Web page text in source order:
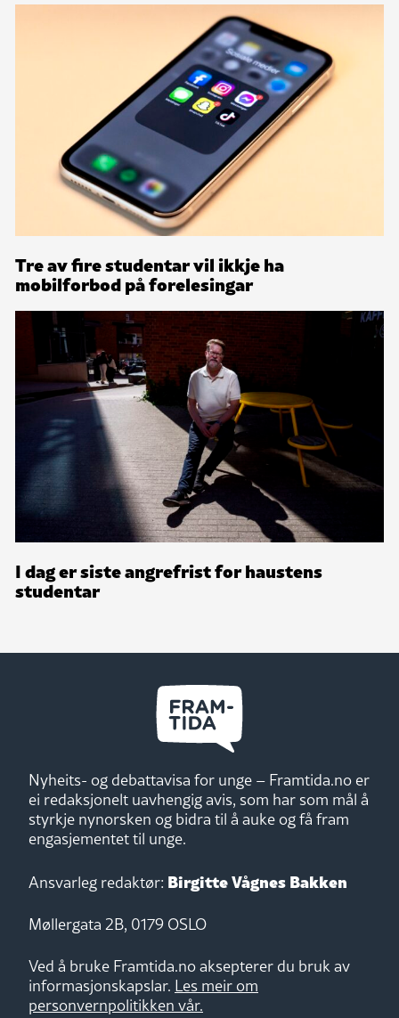
Tre av fire studentar vil ikkje ha
mobilforbod på forelesingar
I dag er siste angrefrist for haustens
studentar
Nyheits- og debattavisa for unge – Framtida.no er
ei redaksjonelt uavhengig avis, som har som mål å
styrkje nynorsken og bidra til å auke og få fram
engasjementet til unge.
Ansvarleg redaktør: Birgitte Vågnes Bakken
Møllergata 2B, 0179 OSLO
Ved å bruke Framtida.no aksepterer du bruk av
informasjonskapslar. Les meir om
personvernpolitikken vår.